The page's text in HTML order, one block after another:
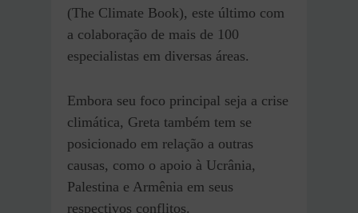
(The Climate Book), este último com
a colaboração de mais de 100
especialistas em diversas áreas.
Embora seu foco principal seja a crise
climática, Greta também tem se
posicionado em relação a outras
causas, como o apoio à Ucrânia,
Palestina e Armênia em seus
respectivos conflitos.